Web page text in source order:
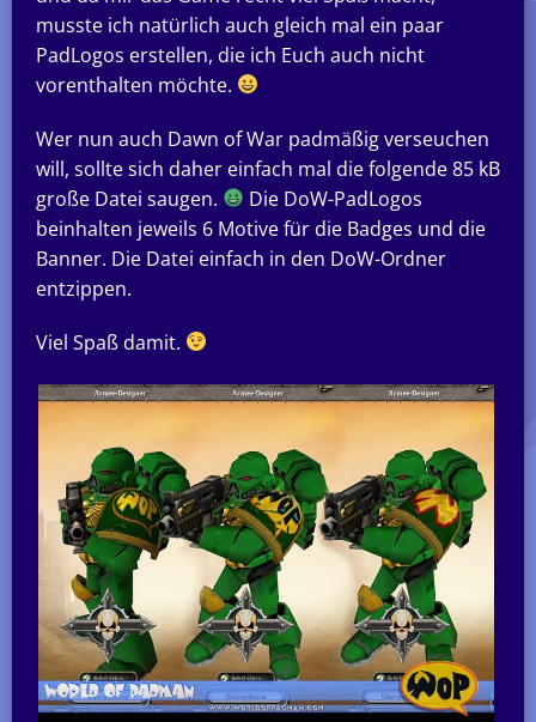
musste ich natürlich auch gleich mal ein paar
PadLogos erstellen, die ich Euch auch nicht
vorenthalten möchte.
Wer nun auch Dawn of War padmäßig verseuchen
will, sollte sich daher einfach mal die folgende 85 kB
große Datei saugen.
Die DoW-PadLogos
beinhalten jeweils 6 Motive für die Badges und die
Banner. Die Datei einfach in den DoW-Ordner
entzippen.
Viel Spaß damit.